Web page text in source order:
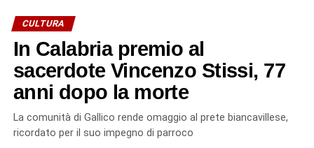
soccorritori ancora impegnati nelle operazioni successive
al disastro.
Il corteo ha quindi raggiunto la Basilica Cattedrale, dove
mons. Santo Rocco Gangemi, nunzio apostolico in
Serbia, ha presieduto la solenne celebrazione eucaristica
alla presenza dei fedeli, delle delegazioni, dei circoli e
delle confraternite provenienti da diverse realtà della
CULTURA
In Calabria premio al
sacerdote Vincenzo Stissi, 77
anni dopo la morte
La comunità di Gallico rende omaggio al prete biancavillese,
ricordato per il suo impegno di parroco